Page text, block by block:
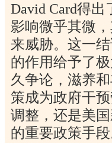
David Card得出
影响微乎其微
来威胁。这一
的作用给予了
久争论，滋养
策成为政府干
调整，还是美
的重要政策手